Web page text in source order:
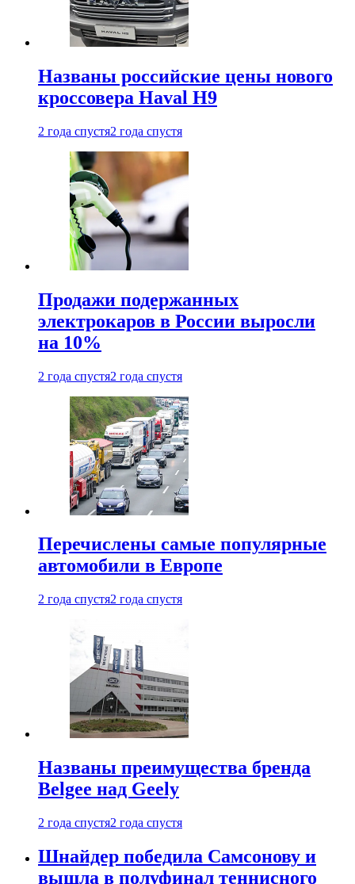
Названы российские цены нового
кроссовера Haval H9
2 года спустя2 года спустя
Продажи подержанных
электрокаров в России выросли
на 10%
2 года спустя2 года спустя
Перечислены самые популярные
автомобили в Европе
2 года спустя2 года спустя
Названы преимущества бренда
Belgee над Geely
2 года спустя2 года спустя
Шнайдер победила Самсонову и
вышла в полуфинал теннисного